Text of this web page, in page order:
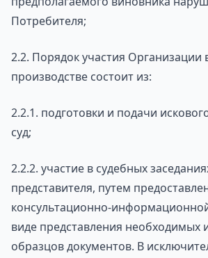
Потребителя;
2.2. Порядок участия Организации
производстве состоит из:
2.2.1. подготовки и подачи
суд;
2.2.2. участие в судебных
представителя, путем
консультационно-
виде представления необходимых
образцов документов. В